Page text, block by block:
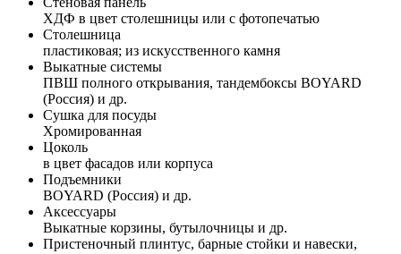
ХДФ в цвет столешницы или с фотопечатью
Столешница
пластиковая; из искусственного камня
Выкатные системы
ПВШ полного открывания, тандембоксы BOYARD
(Россия) и др.
Сушка для посуды
Хромированная
Цоколь
в цвет фасадов или корпуса
Подъемники
BOYARD (Россия) и др.
Аксессуары
Выкатные корзины, бутылочницы и др.
Пристеночный плинтус, барные стойки и навески,